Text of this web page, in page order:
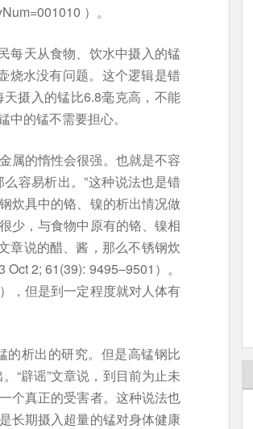
）。
每天从食物、饮水中摄入的锰
烧水没有问题。这个逻辑是错
摄入的锰比6.8毫克高，不能
的锰不需要担心。
属的惰性会很强。也就是不容
容易析出。”这种说法也是错
炊具中的铬、镍的析出情况做
少，与食物中原有的铬、镍相
章说的醋、酱，那么不锈钢炊
2; 61(39): 9495–9501）。
，但是到一定程度就对人体有
的析出的研究。但是高锰钢比
“辟谣”文章说，到目前为止未
个真正的受害者。这种说法也
长期摄入超量的锰对身体健康